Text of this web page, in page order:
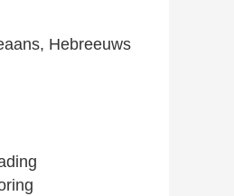
Hebreeuws